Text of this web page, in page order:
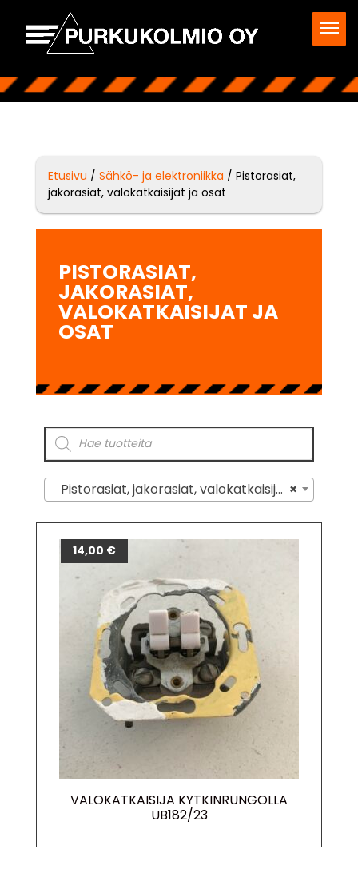
Etusivu / Sähkö- ja elektroniikka / Pistorasiat,
jakorasiat, valokatkaisijat ja osat
PISTORASIAT,
JAKORASIAT,
VALOKATKAISIJAT JA
OSAT
×
Pistorasiat, jakorasiat, valokatkaisijat ja osat
VALOKATKAISIJA KYTKINRUNGOLLA
UB182/23
14,00 €